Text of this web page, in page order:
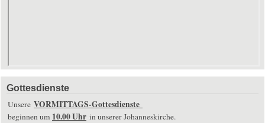
Gottesdienste
Unsere VORMITTAGS-Gottesdienste
beginnen um 10.00 Uhr in unserer Johanneskirche.